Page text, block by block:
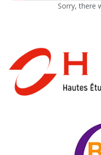
Sorry, there